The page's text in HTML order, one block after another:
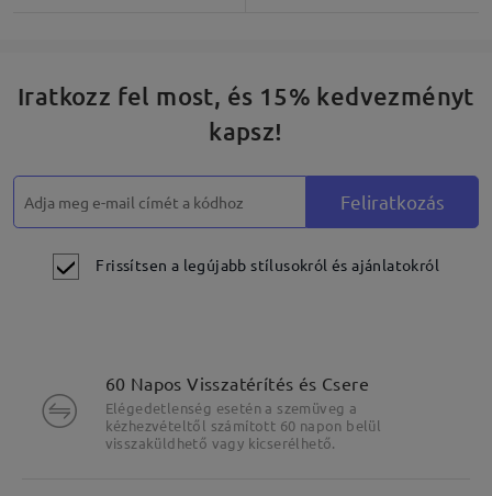
Iratkozz fel most, és 15% kedvezményt
kapsz!
Feliratkozás
Frissítsen a legújabb stílusokról és ajánlatokról
60 Napos Visszatérítés és Csere
Elégedetlenség esetén a szemüveg a
kézhezvételtől számított 60 napon belül
visszaküldhető vagy kicserélhető.